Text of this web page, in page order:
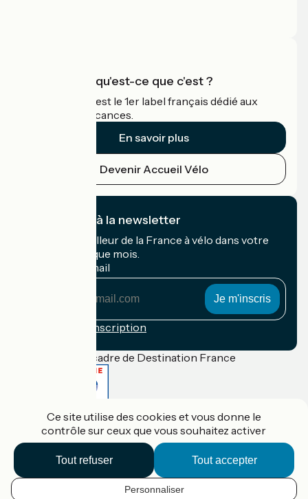
Accueil Vélo qu'est-ce que c'est ?
Accueil Vélo c'est le 1er label français dédié aux
cyclistes en vacances.
En savoir plus
Devenir Accueil Vélo
Je m'abonne à la newsletter
Recevez le meilleur de la France à vélo dans votre
boîte mail chaque mois.
Mon adresse mail
Conditions d'inscription
Financé dans le cadre de Destination France
Accueil Vélo Pro
Contact
Mentions légales
Confidentialité
Contact
Réalisation :
et France Vélo Tourisme
Ce site utilise des cookies et vous donne le
contrôle sur ceux que vous souhaitez activer
Tout accepter
Tout refuser
Personnaliser